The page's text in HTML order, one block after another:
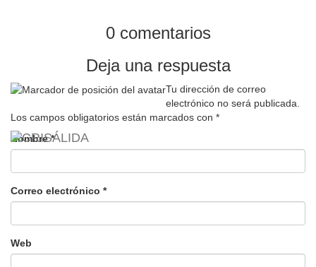
0 comentarios
Deja una respuesta
Tu dirección de correo
electrónico no será publicada.
Los campos obligatorios están marcados con *
Nombre*
Correo electrónico *
Web